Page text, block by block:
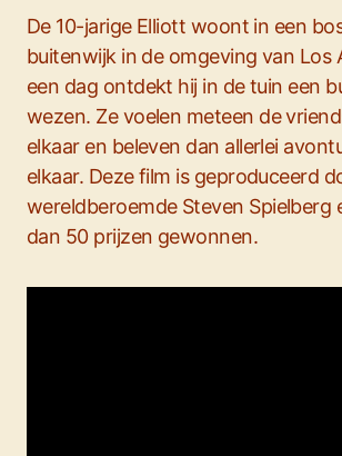
De 10-jarige Elliott woont in een
buitenwijk in de omgeving van Los
een dag ontdekt hij in de tuin een
wezen. Ze voelen meteen de
elkaar en beleven dan allerlei
elkaar. Deze film is geproduceerd
wereldberoemde Steven Spielberg
dan 50 prijzen gewonnen.